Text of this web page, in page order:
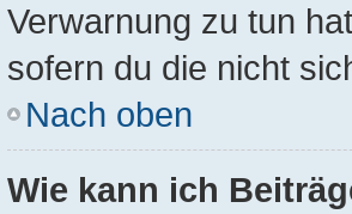
Verwarnung zu tun
sofern du die nicht
Nach oben
Wie kann ich